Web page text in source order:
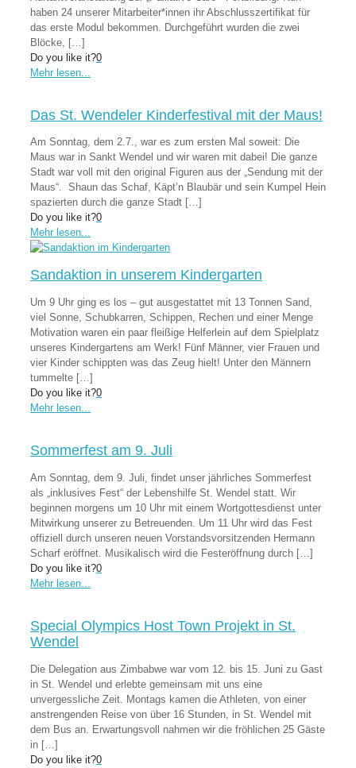
haben 24 unserer Mitarbeiter*innen ihr Abschlusszertifikat für
das erste Modul bekommen. Durchgeführt wurden die zwei
Blöcke, […]
Do you like it?0
Mehr lesen...
Das St. Wendeler Kinderfestival mit der Maus!
Am Sonntag, dem 2.7., war es zum ersten Mal soweit: Die
Maus war in Sankt Wendel und wir waren mit dabei! Die ganze
Stadt war voll mit den original Figuren aus der „Sendung mit der
Maus“. Shaun das Schaf, Käpt’n Blaubär und sein Kumpel Hein
spazierten durch die ganze Stadt […]
Do you like it?0
Mehr lesen...
Sandaktion in unserem Kindergarten
Um 9 Uhr ging es los – gut ausgestattet mit 13 Tonnen Sand,
viel Sonne, Schubkarren, Schippen, Rechen und einer Menge
Motivation waren ein paar fleißige Helferlein auf dem Spielplatz
unseres Kindergartens am Werk! Fünf Männer, vier Frauen und
vier Kinder schippten was das Zeug hielt! Unter den Männern
tummelte […]
Do you like it?0
Mehr lesen...
Sommerfest am 9. Juli
Am Sonntag, dem 9. Juli, findet unser jährliches Sommerfest
als „inklusives Fest“ der Lebenshilfe St. Wendel statt. Wir
beginnen morgens um 10 Uhr mit einem Wortgottesdienst unter
Mitwirkung unserer zu Betreuenden. Um 11 Uhr wird das Fest
offiziell durch unseren neuen Vorstandsvorsitzenden Hermann
Scharf eröffnet. Musikalisch wird die Festeröffnung durch […]
Do you like it?0
Mehr lesen...
Special Olympics Host Town Projekt in St.
Wendel
Die Delegation aus Zimbabwe war vom 12. bis 15. Juni zu Gast
in St. Wendel und erlebte gemeinsam mit uns eine
unvergessliche Zeit. Montags kamen die Athleten, von einer
anstrengenden Reise von über 16 Stunden, in St. Wendel mit
dem Bus an. Erwartungsvoll nahmen wir die fröhlichen 25 Gäste
in […]
Do you like it?0